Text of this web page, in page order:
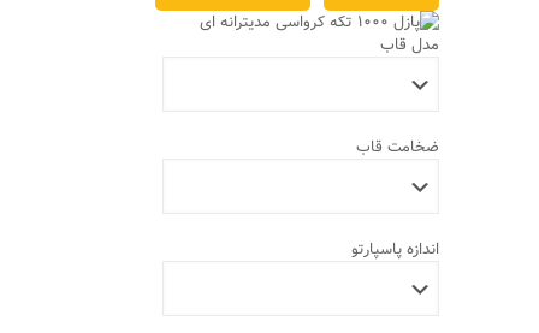
مدل قاب
ضخامت قاب
اندازه پاسپارتو